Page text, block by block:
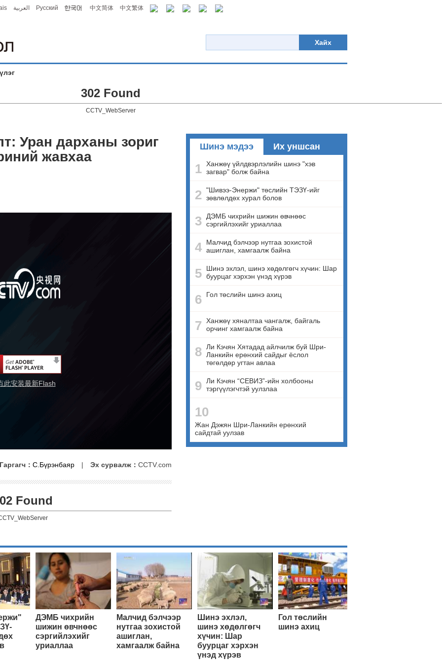
العربية Русский 中文简体 中文繁体
Хайх
302 Found
CCTV_WebServer
Уран дарханы зориг
жавхаа
此安装最新Flash
Гаргагч： С.Бүрэнбаяр | Эх сурвалж： CCTV.com
Found
Шинэ мэдээ Их уншсан
1 Ханжөү үйлдвэрлэлийн шинэ "хэв
загвар" болж байна
2 "Шивээ-Энержи" төслийн ТЭЗҮ-ийг
зөвлөлдөх хурал болов
3
ДЭМБ чихрийн шижин өвчнөөс
сэргийлэхийг уриаллаа
4
Малчид бэлчээр нутгаа зохистой
ашиглан, хамгаалж байна
5
Шинэ эхлэл, шинэ хөдөлгөгч хүчин: Шар
буурцаг хэрхэн үнэд хүрэв
6 Гол төслийн шинэ ахиц
7
Ханжөү хяналтаа чангалж, байгаль
орчинг хамгаалж байна
8
Ли Кэчян Хятадад айлчилж буй Шри-
Ланкийн ерөнхий сайдыг ёслол
төгөлдөр угтан авлаа
9
Ли Кэчян “СЕВИЗ”-ийн холбооны
тэргүүлэгчтэй уулзлаа
10
Жан Дэжян Шри-Ланкийн ерөнхий
сайдтай уулзав
ДЭМБ чихрийн
шижин өвчнөөс
сэргийлэхийг
уриаллаа
Малчид бэлчээр
нутгаа зохистой
ашиглан,
хамгаалж байна
Шинэ эхлэл,
шинэ хөдөлгөгч
хүчин: Шар
буурцаг хэрхэн
үнэд хүрэв
Гол төслийн
шинэ ахиц